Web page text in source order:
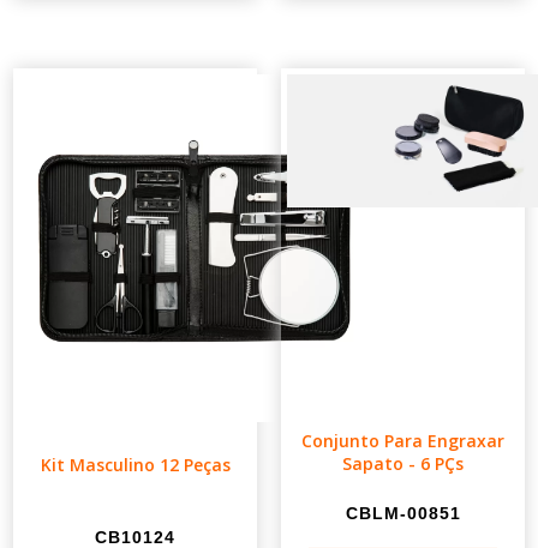
Kit Masculino 12 Peças
CB10124
Conjunto Para Engraxar
Sapato - 6 PÇs
CBLM-00851